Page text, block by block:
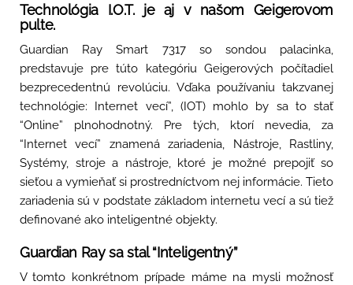
Technológia I.O.T. je aj v našom Geigerovom
pulte.
Guardian Ray Smart 7317 so sondou palacinka,
predstavuje pre túto kategóriu Geigerových počítadiel
bezprecedentnú revolúciu. Vďaka používaniu takzvanej
technológie: Internet vecí”, (IOT) mohlo by sa to stať
“Online” plnohodnotný. Pre tých, ktorí nevedia, za
“Internet vecí” znamená zariadenia, Nástroje, Rastliny,
Systémy, stroje a nástroje, ktoré je možné prepojiť so
sieťou a vymieňať si prostredníctvom nej informácie. Tieto
zariadenia sú v podstate základom internetu vecí a sú tiež
definované ako inteligentné objekty.
Guardian Ray sa stal “Inteligentný”
V tomto konkrétnom prípade máme na mysli možnosť